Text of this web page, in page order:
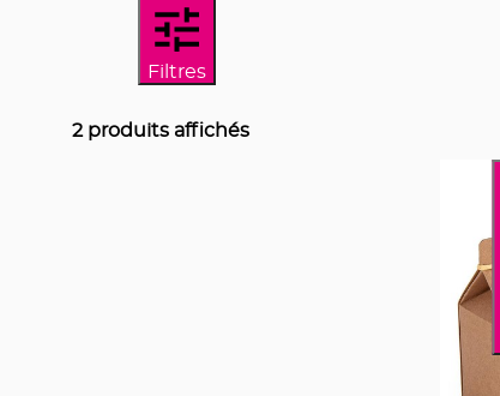
Filtres
2 produits affichés